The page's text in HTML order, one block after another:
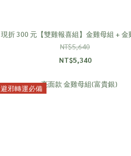
現折 300 元【雙雞報喜組】金雞母組 + 金
NT$5,640
NT$5,340
避邪轉運必備